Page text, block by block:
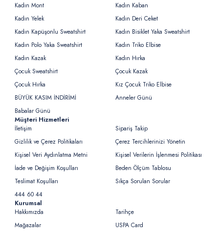
Kadın Mont
Kadın Kaban
Kadın Yelek
Kadın Deri Ceket
Kadın Kapüşonlu Sweatshirt
Kadın Bisiklet Yaka Sweatshirt
Kadın Polo Yaka Sweatshirt
Kadın Triko Elbise
Kadın Kazak
Kadın Hırka
Çocuk Sweatshirt
Çocuk Kazak
Çocuk Hırka
Kız Çocuk Triko Elbise
BÜYÜK KASIM İNDİRİMİ
Anneler Günü
Babalar Günü
Müşteri Hizmetleri
İletişim
Sipariş Takip
Gizlilik ve Çerez Politikaları
Çerez Tercihlerinizi Yönetin
Kişisel Veri Aydınlatma Metni
Kişisel Verilerin İşlenmesi Politikası
İade ve Değişim Koşulları
Beden Ölçüm Tablosu
Teslimat Koşulları
Sıkça Sorulan Sorular
444 60 44
Kurumsal
Hakkımızda
Tarihçe
Mağazalar
USPA Card